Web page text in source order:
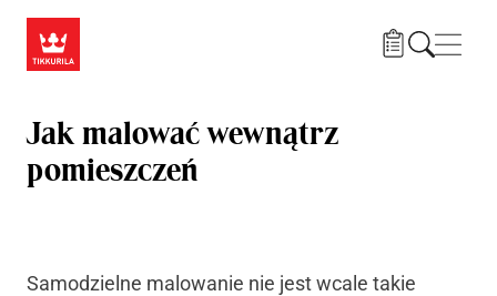
Jak malować wewnątrz
pomieszczeń
Samodzielne malowanie nie jest wcale takie